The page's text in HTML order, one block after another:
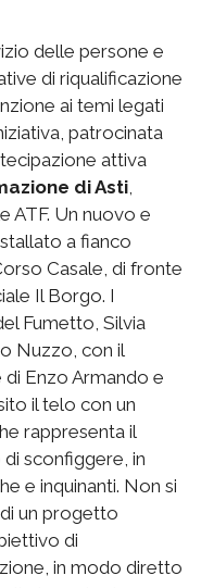
delle persone e
di riqualificazione
ai temi legati
patrocinata
attiva
di Asti,
ATF. Un nuovo e
a fianco
Casale, di fronte
Il Borgo. I
Fumetto, Silvia
Nuzzo, con il
Enzo Armando e
il telo con un
rappresenta il
di sconfiggere, in
e inquinanti. Non si
di un progetto
di
in modo diretto